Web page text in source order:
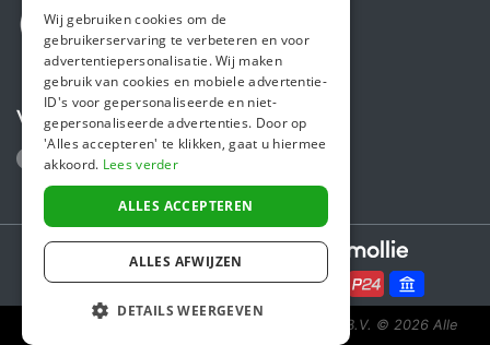
Volg ons
Secure payments powered by
Steunactie is een initiatief van Sponsor Europe B.V. © 2026 Alle
ENGLISH
Wij gebruiken cookies om de
gebruikerservaring te verbeteren en voor
advertentiepersonalisatie. Wij maken
gebruik van cookies en mobiele advertentie-
ID's voor gepersonaliseerde en niet-
gepersonaliseerde advertenties. Door op
'Alles accepteren' te klikken, gaat u hiermee
akkoord. Lees verder
ALLES ACCEPTEREN
ALLES AFWIJZEN
DETAILS WEERGEVEN